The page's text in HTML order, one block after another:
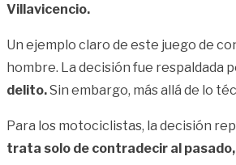
Villavicencio.
Un ejemplo claro de este juego de
hombre. La decisión fue respaldada
delito.Sin embargo, más allá de lo
Para los motociclistas, la decisión
trata solo de contradecir al